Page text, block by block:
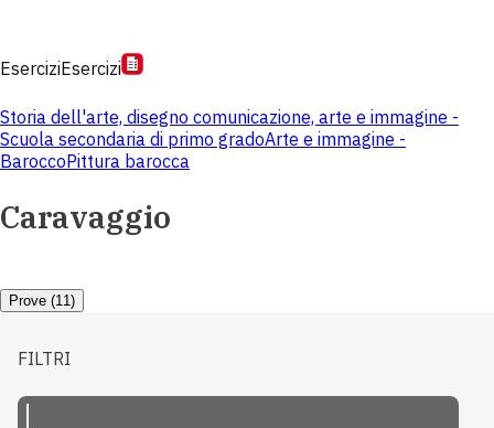
EserciziEsercizi
Storia dell'arte, disegno comunicazione, arte e immagine -
Scuola secondaria di primo gradoArte e immagine -
BaroccoPittura barocca
Caravaggio
Prove (11)
FILTRI